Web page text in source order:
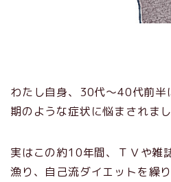
わたし自身、30代～40代前半
期のような症状に悩まされまし
実はこの約10年間、ＴＶや雑
漁り、自己流ダイエットを繰